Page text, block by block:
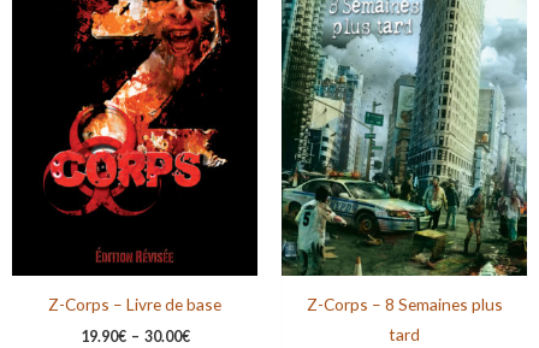
Z-Corps – Livre de base
19.90€ – 30.00€
19.90€
à
30.00€
Z-Corps – 8 Semaines plus
tard
16.90€
à
25.00€